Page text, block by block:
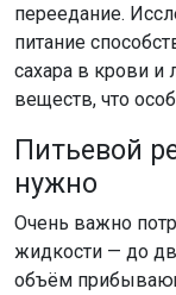
переедание.
питание
сахара в крови
веществ, что
Питьевой
нужно
Очень важно
жидкости — до
объём